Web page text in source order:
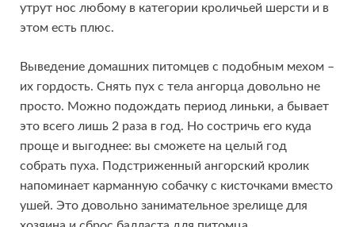
утрут нос любому в категории кроличьей шерсти и в
этом есть плюс.
Выведение домашних питомцев с подобным мехом –
их гордость. Снять пух с тела ангорца довольно не
просто. Можно подождать период линьки, а бывает
это всего лишь 2 раза в год. Но состричь его куда
проще и выгоднее: вы сможете на целый год
собрать пуха. Подстриженный ангорский кролик
напоминает карманную собачку с кисточками вместо
ушей. Это довольно занимательное зрелище для